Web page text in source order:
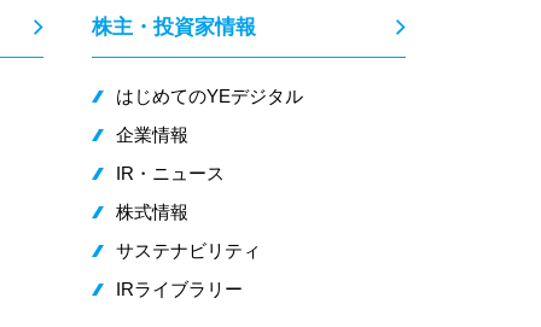
株主・投資家情報
はじめてのYEデジタル
企業情報
IR・ニュース
株式情報
サステナビリティ
IRライブラリー